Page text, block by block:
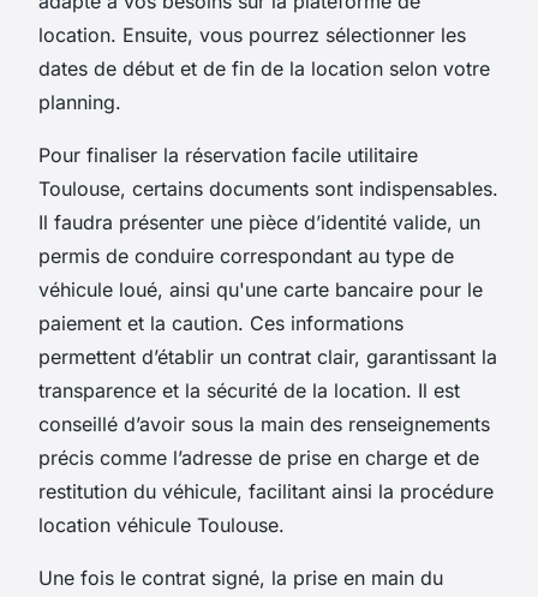
location. Ensuite, vous pourrez sélectionner les
dates de début et de fin de la location selon votre
planning.
Pour finaliser la réservation facile utilitaire
Toulouse, certains documents sont indispensables.
Il faudra présenter une pièce d’identité valide, un
permis de conduire correspondant au type de
véhicule loué, ainsi qu'une carte bancaire pour le
paiement et la caution. Ces informations
permettent d’établir un contrat clair, garantissant la
transparence et la sécurité de la location. Il est
conseillé d’avoir sous la main des renseignements
précis comme l’adresse de prise en charge et de
restitution du véhicule, facilitant ainsi la procédure
location véhicule Toulouse.
Une fois le contrat signé, la prise en main du